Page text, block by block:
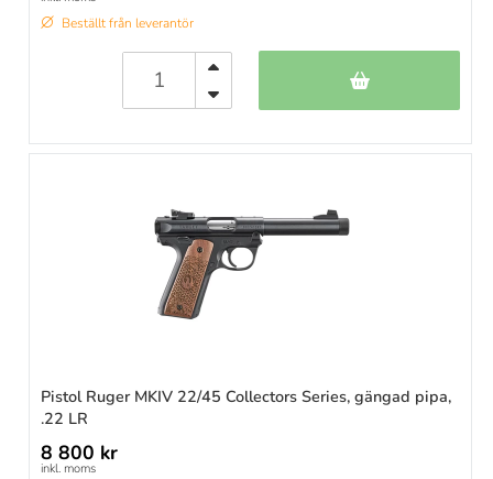
Beställt från leverantör
Pistol Ruger MKIV 22/45 Collectors Series, gängad pipa,
.22 LR
8 800 kr
inkl. moms